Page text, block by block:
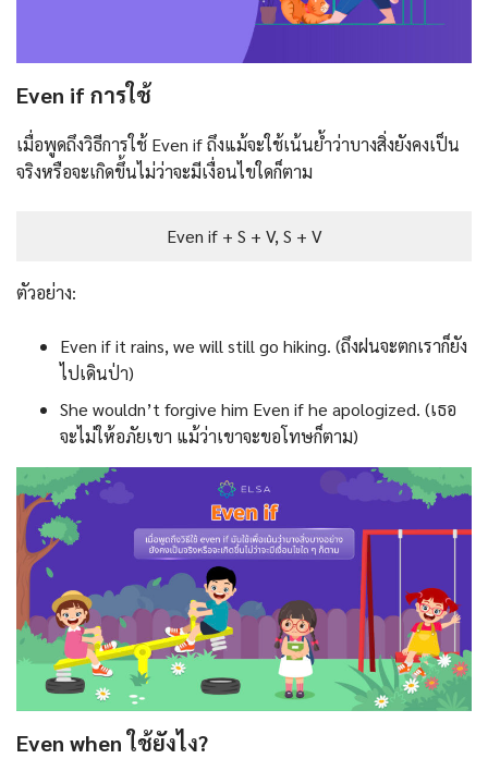
Even if การใช้
เมื่อพูดถึงวิธีการใช้ Even if ถึงแม้จะใช้เน้นย้ำว่าบางสิ่งยังคงเป็น
จริงหรือจะเกิดขึ้นไม่ว่าจะมีเงื่อนไขใดก็ตาม
Even if + S + V, S + V
ตัวอย่าง:
Even if it rains, we will still go hiking. (ถึงฝนจะตกเราก็ยัง
ไปเดินป่า)
She wouldn’t forgive him Even if he apologized. (เธอ
จะไม่ให้อภัยเขา แม้ว่าเขาจะขอโทษก็ตาม)
Even when ใช้ยังไง?